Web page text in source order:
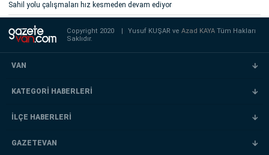
Sahil yolu çalışmaları hız kesmeden devam ediyor
Copyright 2020 | Yusuf KUŞAR veAzad KAYATüm Hakları
Saklıdır.
VAN
KATEGORİ HABERLERİ
İLÇE HABERLERİ
GAZETEVAN